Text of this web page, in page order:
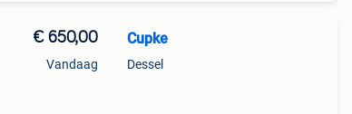
€ 650,00
Vandaag
Cupke
Dessel